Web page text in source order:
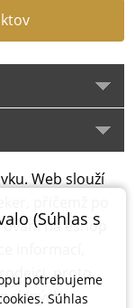
Web slouží
na eshop
informací,
proto
daných
(Súhlas s
potrebujeme
Súhlas